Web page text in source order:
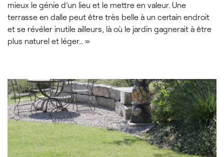
mieux le génie d’un lieu et le mettre en valeur. Une
terrasse en dalle peut être très belle à un certain endroit
et se révéler inutile ailleurs, là où le jardin gagnerait à être
plus naturel et léger… »